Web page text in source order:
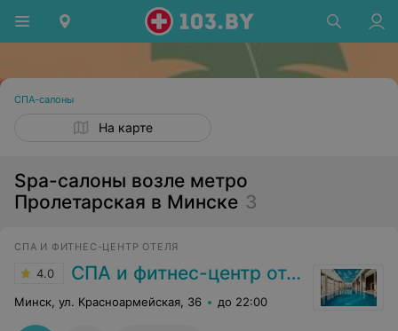
СПА-салоны
На карте
Spa-салоны возле метро
Пролетарская в Минске 3
СПА И ФИТНЕС-ЦЕНТР ОТЕЛЯ
4.0 СПА и фитнес-центр отеля «Пекин»
Минск, ул. Красноармейская, 36 до 22:00